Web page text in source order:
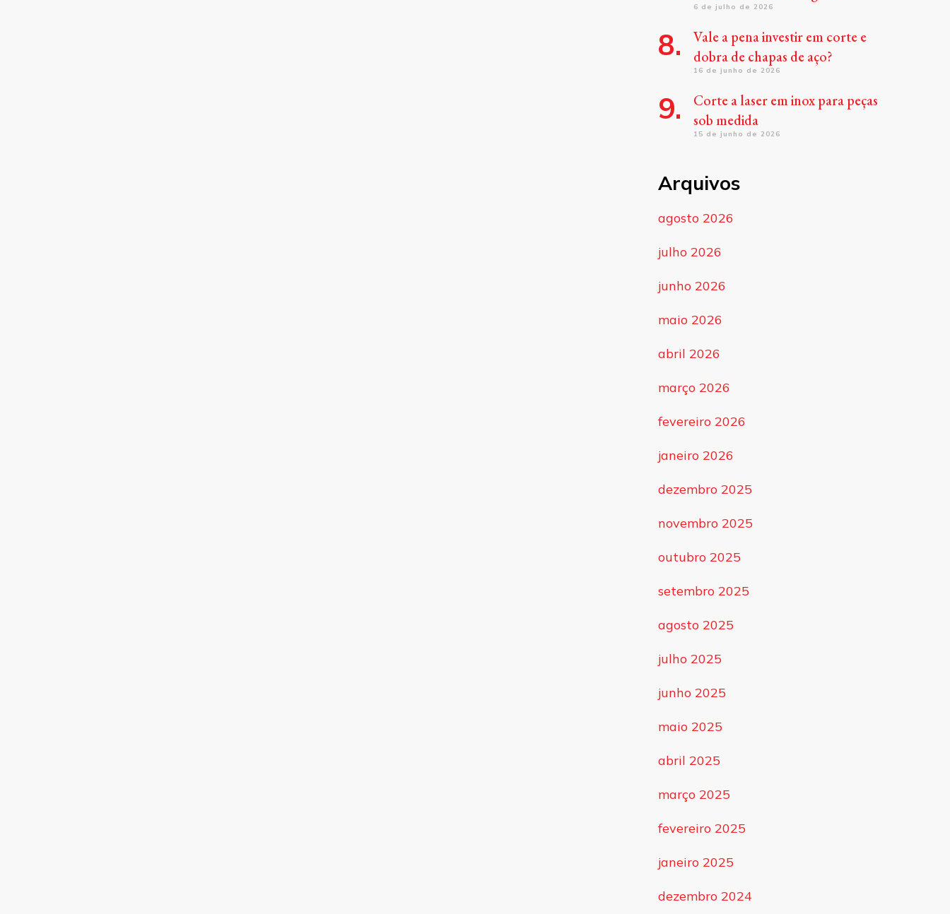
6 de julho de 2026
Vale a pena investir em corte e
dobra de chapas de aço?
16 de junho de 2026
Corte a laser em inox para peças
sob medida
15 de junho de 2026
Arquivos
agosto 2026
julho 2026
junho 2026
maio 2026
abril 2026
março 2026
fevereiro 2026
janeiro 2026
dezembro 2025
novembro 2025
outubro 2025
setembro 2025
agosto 2025
julho 2025
junho 2025
maio 2025
abril 2025
março 2025
fevereiro 2025
janeiro 2025
dezembro 2024